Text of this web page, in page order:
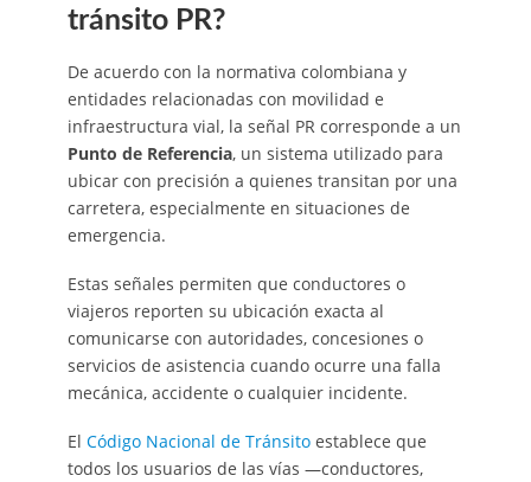
tránsito PR?
De acuerdo con la normativa colombiana y
entidades relacionadas con movilidad e
infraestructura vial, la señal PR corresponde a un
Punto de Referencia, un sistema utilizado para
ubicar con precisión a quienes transitan por una
carretera, especialmente en situaciones de
emergencia.
Estas señales permiten que conductores o
viajeros reporten su ubicación exacta al
comunicarse con autoridades, concesiones o
servicios de asistencia cuando ocurre una falla
mecánica, accidente o cualquier incidente.
El Código Nacional de Tránsitoestablece que
todos los usuarios de las vías —conductores,